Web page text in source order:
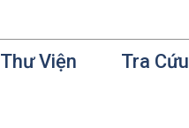
Thư Viện Tra Cứu